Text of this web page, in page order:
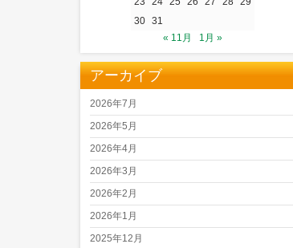
30 31
« 11月
1月 »
アーカイブ
2026年7月
2026年5月
2026年4月
2026年3月
2026年2月
2026年1月
2025年12月